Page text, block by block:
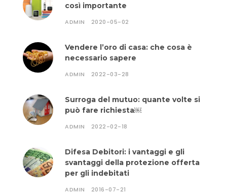
così importante
ADMIN 2020-05-02
Vendere l’oro di casa: che cosa è
necessario sapere
ADMIN 2022-03-28
Surroga del mutuo: quante volte si
può fare richiesta￼
ADMIN 2022-02-18
Difesa Debitori: i vantaggi e gli
svantaggi della protezione offerta
per gli indebitati
ADMIN 2016-07-21